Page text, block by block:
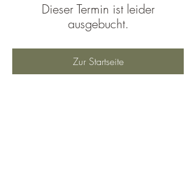
Dieser Termin ist leider
ausgebucht.
Zur Startseite